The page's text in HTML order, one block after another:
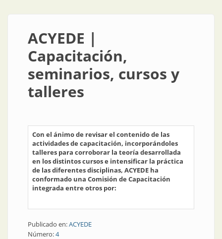
ACYEDE |
Capacitación,
seminarios, cursos y
talleres
Con el ánimo de revisar el contenido de las
actividades de capacitación, incorporándoles
talleres para corroborar la teoría desarrollada
en los distintos cursos e intensificar la práctica
de las diferentes disciplinas, ACYEDE ha
conformado una Comisión de Capacitación
integrada entre otros por:
Publicado en:ACYEDE
Número:4